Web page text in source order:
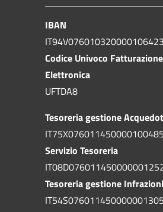
IBAN
Codice Univoco Fatturazione
Elettronica
UFTDA8
Tesoreria gestione
Servizio Tesoreria
Tesoreria gestione